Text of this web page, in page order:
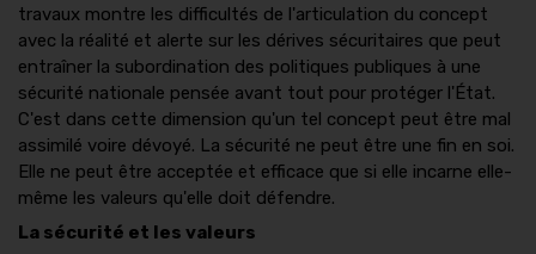
travaux montre les difficultés de l'articulation du concept
avec la réalité et alerte sur les dérives sécuritaires que peut
entraîner la subordination des politiques publiques à une
sécurité nationale pensée avant tout pour protéger l'État.
C'est dans cette dimension qu'un tel concept peut être mal
assimilé voire dévoyé. La sécurité ne peut être une fin en soi.
Elle ne peut être acceptée et efficace que si elle incarne elle-
même les valeurs qu'elle doit défendre.
La sécurité et les valeurs